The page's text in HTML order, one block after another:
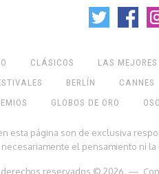
CLÁSICOS LAS MEJORES
BERLÍN CANNES
GLOBOS DE ORO
esta página son de exclusiva
necesariamente el pensamiento ni
reservados © 2026 —